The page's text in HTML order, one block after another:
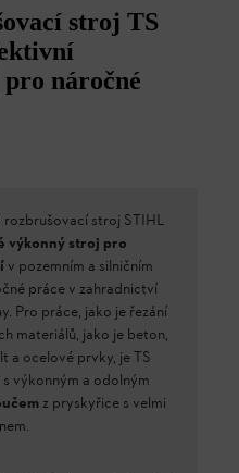
stroj TS
náročné
stroj STIHL
výkonný stroj pro
v pozemním a silničním
práce v zahradnictví
Pro práce, jako je řezání
materiálů, jako je beton,
a ocelové prvky, je TS
výkonným a odolným
z pryskyřice s velmi